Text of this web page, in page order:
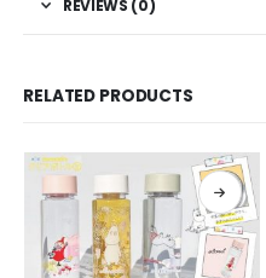
REVIEWS (0)
RELATED PRODUCTS